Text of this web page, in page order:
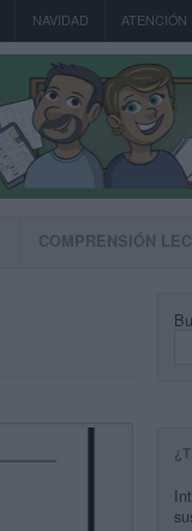
NAVIDAD ATENCIÓN
COMPRENSIÓN